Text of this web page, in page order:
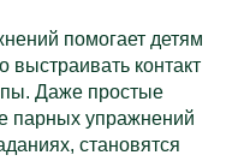
помогает детям
выстраивать контакт
Даже простые
парных упражнений
становятся